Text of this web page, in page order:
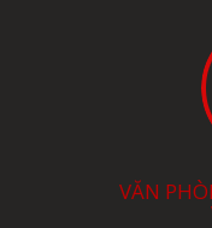
VĂN